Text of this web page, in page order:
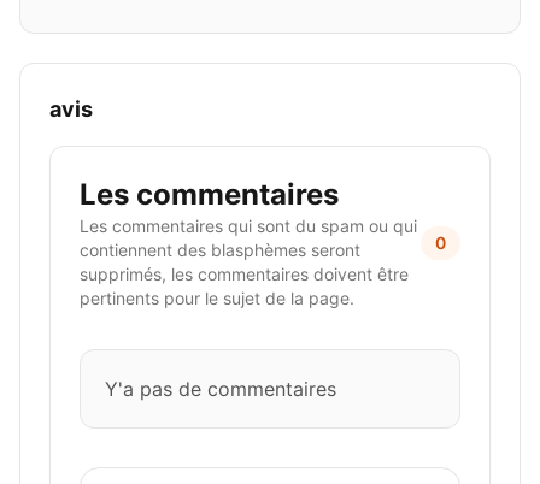
avis
Les commentaires
Les commentaires qui sont du spam ou qui
contiennent des blasphèmes seront
supprimés, les commentaires doivent être
pertinents pour le sujet de la page.
0
Y'a pas de commentaires